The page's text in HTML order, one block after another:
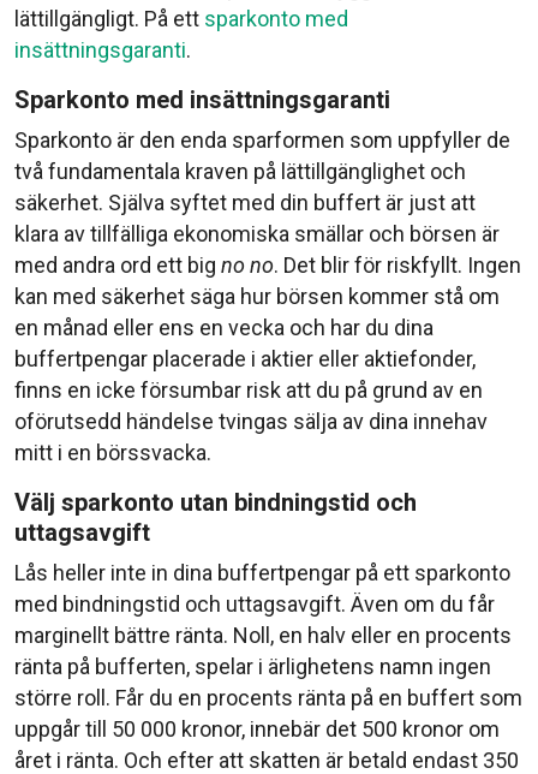
lättillgängligt. På ett sparkonto med
insättningsgaranti.
Sparkonto med insättningsgaranti
Sparkonto är den enda sparformen som uppfyller de
två fundamentala kraven på lättillgänglighet och
säkerhet. Själva syftet med din buffert är just att
klara av tillfälliga ekonomiska smällar och börsen är
med andra ord ett big no no. Det blir för riskfyllt. Ingen
kan med säkerhet säga hur börsen kommer stå om
en månad eller ens en vecka och har du dina
buffertpengar placerade i aktier eller aktiefonder,
finns en icke försumbar risk att du på grund av en
oförutsedd händelse tvingas sälja av dina innehav
mitt i en börssvacka.
Välj sparkonto utan bindningstid och
uttagsavgift
Lås heller inte in dina buffertpengar på ett sparkonto
med bindningstid och uttagsavgift. Även om du får
marginellt bättre ränta. Noll, en halv eller en procents
ränta på bufferten, spelar i ärlighetens namn ingen
större roll. Får du en procents ränta på en buffert som
uppgår till 50 000 kronor, innebär det 500 kronor om
året i ränta. Och efter att skatten är betald endast 350